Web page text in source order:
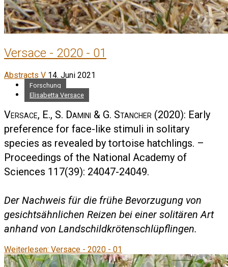
Versace - 2020 - 01
Abstracts V 14. Juni 2021
Forschung
Elisabetta Versace
Versace, E., S. Damini & G. Stancher (2020): Early
preference for face-like stimuli in solitary
species as revealed by tortoise hatchlings. –
Proceedings of the National Academy of
Sciences 117(39): 24047-24049.
Der Nachweis für die frühe Bevorzugung von
gesichtsähnlichen Reizen bei einer solitären Art
anhand von Landschildkrötenschlüpflingen.
Weiterlesen: Versace - 2020 - 01